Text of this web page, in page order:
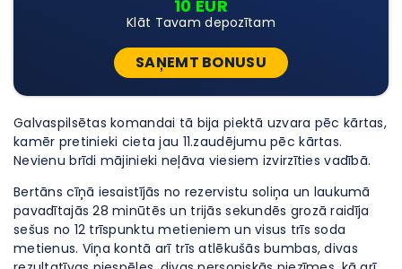
10 EUR
Klāt Tavam depozītam
SAŅEMT BONUSU
Galvaspilsētas komandai tā bija piektā uzvara pēc kārtas,
kamēr pretinieki cieta jau 11.zaudējumu pēc kārtas.
Nevienu brīdi mājinieki neļāva viesiem izvirzīties vadībā.
Bertāns cīņā iesaistījās no rezervistu soliņa un laukumā
pavadītajās 28 minūtēs un trijās sekundēs grozā raidīja
sešus no 12 trīspunktu metieniem un visus trīs soda
metienus. Viņa kontā arī trīs atlēkušās bumbas, divas